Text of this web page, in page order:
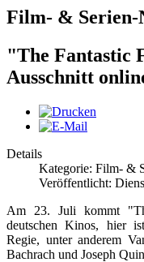
Film- & Serien-
"The Fantastic
Ausschnitt
Details
Kategorie: Film- &
Veröffentlicht:
Am 23. Juli kommt
deutschen Kinos, hier
Regie, unter anderem
Bachrach und Joseph